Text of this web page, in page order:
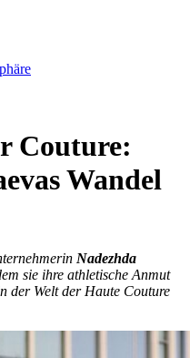
Couture:
Wandel
Nadezhda
sie ihre athletische Anmut
der Welt der Haute Couture